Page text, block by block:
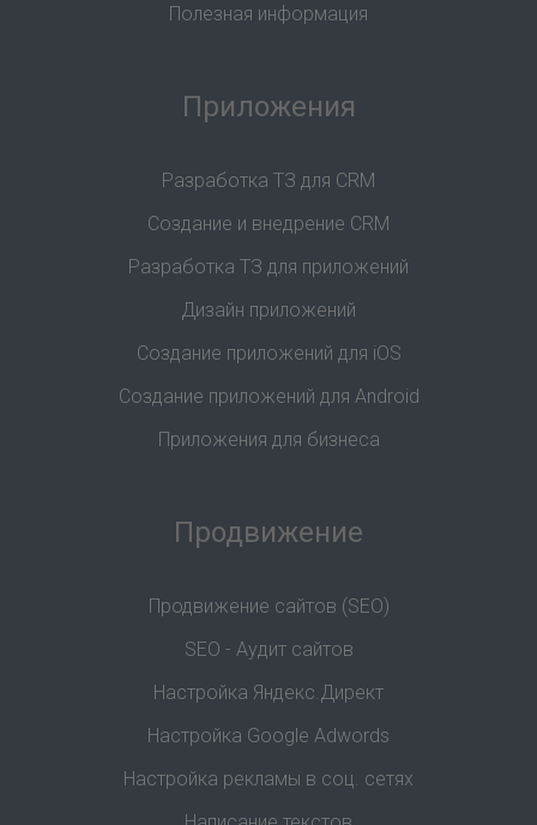
Полезная информация
Приложения
Разработка ТЗ для CRM
Создание и внедрение CRM
Разработка ТЗ для приложений
Дизайн приложений
Создание приложений для iOS
Создание приложений для Android
Приложения для бизнеса
Продвижение
Продвижение сайтов (SEO)
SEO - Аудит сайтов
Настройка Яндекс.Директ
Настройка Google Adwords
Настройка рекламы в соц. сетях